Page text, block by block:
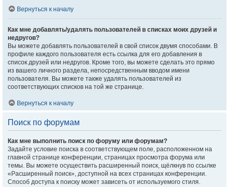
Вернуться к началу
Как мне добавлять/удалять пользователей в списках моих друзей и
недругов?
Вы можете добавлять пользователей в свой список двумя способами. В
профиле каждого пользователя есть ссылка для его добавления в
список друзей или недругов. Кроме того, вы можете сделать это прямо
из вашего личного раздела, непосредственным вводом имени
пользователя. Вы можете также удалять пользователей из
соответствующих списков на той же странице.
Вернуться к началу
Поиск по форумам
Как мне выполнить поиск по форуму или форумам?
Задайте условие поиска в соответствующем поле, расположенном на
главной странице конференции, страницах просмотра форума или
темы. Вы можете осуществить расширенный поиск, щёлкнув по ссылке
«Расширенный поиск», доступной на всех страницах конференции.
Способ доступа к поиску может зависеть от используемого стиля.